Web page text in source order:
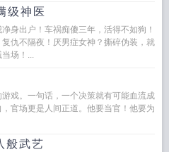
级神医
身出户！车祸痴傻三年，活得不如狗！
仇不隔夜！厌男症女神？撕碎伪装，就
场！...
戏。一句话，一个决策就有可能血流成
官场更是人间正道。他要当官！他要为
般武艺